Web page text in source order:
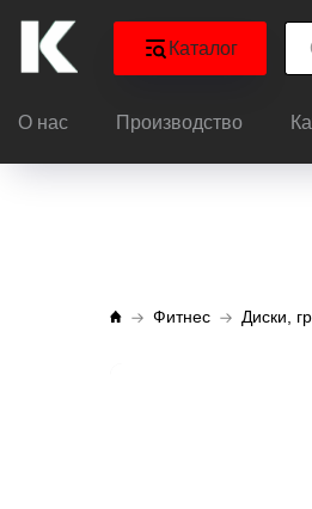
Каталог
О нас Производство
Фитнес Диски,